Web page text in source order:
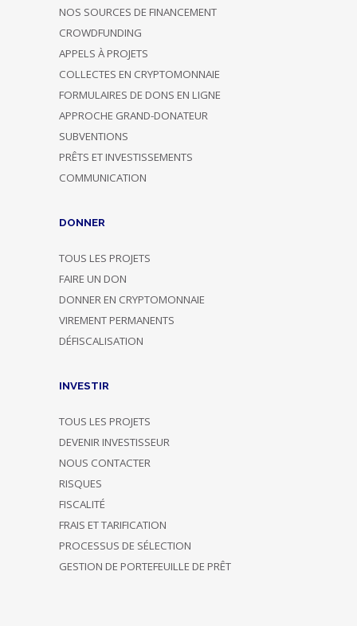
NOS SOURCES DE FINANCEMENT
CROWDFUNDING
APPELS À PROJETS
COLLECTES EN CRYPTOMONNAIE
FORMULAIRES DE DONS EN LIGNE
APPROCHE GRAND-DONATEUR
SUBVENTIONS
PRÊTS ET INVESTISSEMENTS
COMMUNICATION
DONNER
TOUS LES PROJETS
FAIRE UN DON
DONNER EN CRYPTOMONNAIE
VIREMENT PERMANENTS
DÉFISCALISATION
INVESTIR
TOUS LES PROJETS
DEVENIR INVESTISSEUR
NOUS CONTACTER
RISQUES
FISCALITÉ
FRAIS ET TARIFICATION
PROCESSUS DE SÉLECTION
GESTION DE PORTEFEUILLE DE PRÊT